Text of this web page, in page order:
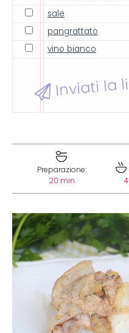
sale
pangrattato
vino bianco
Inviati la
Preparazione:
20 min